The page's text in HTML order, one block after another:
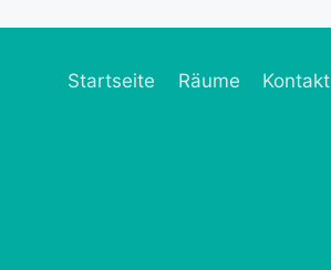
Startseite Räume Kontakt